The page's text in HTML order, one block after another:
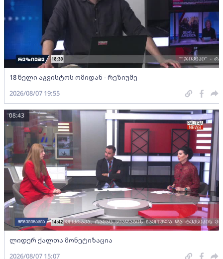
18 წელი აგვისტოს ომიდან - რეზიუმე
2026/08/07 19:55
ლიდერ ქალთა მონეტიზაცია
08:43
2026/08/07 15:07